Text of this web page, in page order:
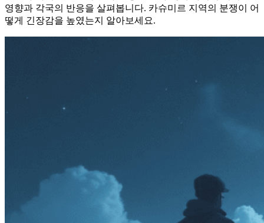
영향과 각국의 반응을 살펴봅니다. 카슈미르 지역의 분쟁이 어
떻게 긴장감을 높였는지 알아보세요.